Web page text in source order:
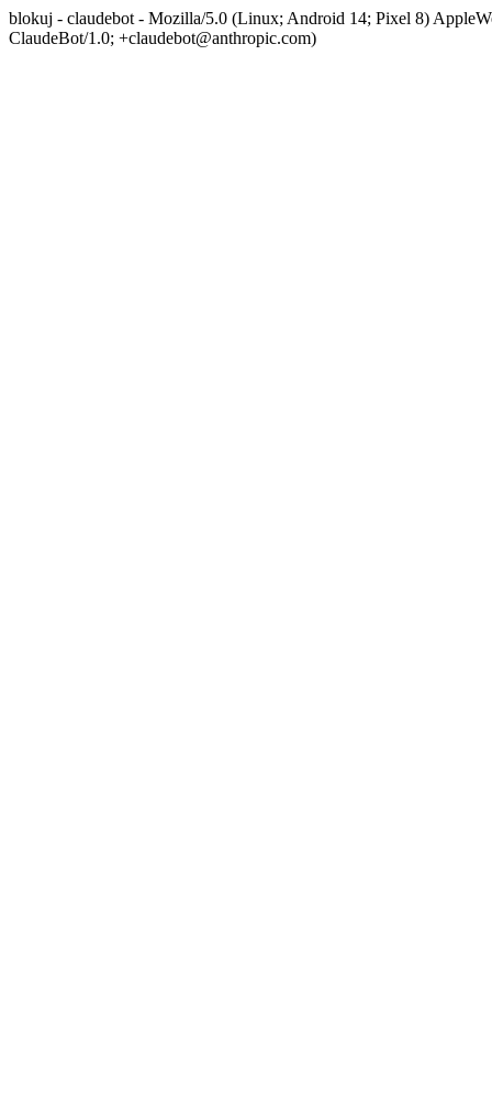
blokuj - claudebot - Mozilla/5.0 (Linux; Android 14; Pixel 8)
ClaudeBot/1.0; +claudebot@anthropic.com)